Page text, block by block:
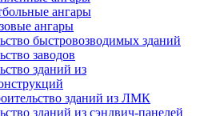
ангары
ангары
быстровозводимых зданий
заводов
зданий из
зданий из ЛМК
зданий из сэндвич-панелей